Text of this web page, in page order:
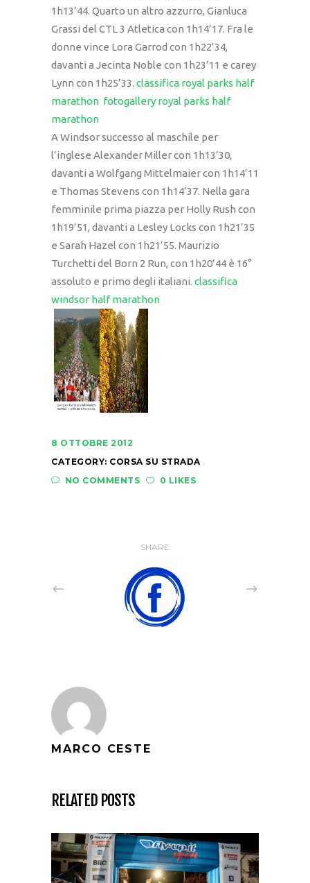
1h13’44. Quarto un altro azzurro, Gianluca
Grassi del CTL 3 Atletica con 1h14’17. Fra le
donne vince Lora Garrod con 1h22’34,
davanti a Jecinta Noble con 1h23’11 e carey
Lynn con 1h25’33. classifica royal parks half
marathon fotogallery royal parks half
marathon
A Windsor successo al maschile per
l’inglese Alexander Miller con 1h13’30,
davanti a Wolfgang Mittelmaier con 1h14’11
e Thomas Stevens con 1h14’37. Nella gara
femminile prima piazza per Holly Rush con
1h19’51, davanti a Lesley Locks con 1h21’35
e Sarah Hazel con 1h21’55. Maurizio
Turchetti del Born 2 Run, con 1h20’44 è 16°
assoluto e primo degli italiani. classifica
windsor half marathon
8 OTTOBRE 2012
CATEGORY: CORSA SU STRADA
NO COMMENTS
0 LIKES
SHARE
MARCO CESTE
RELATED POSTS